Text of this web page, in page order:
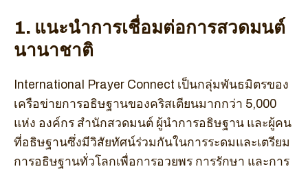
1. แนะนำการเชื่อมต่อการสวดมนต์
นานาชาติ
International Prayer Connect เป็นกลุ่มพันธมิตรของ
เครือข่ายการอธิษฐานของคริสเตียนมากกว่า 5,000
แห่ง องค์กร สำนักสวดมนต์ ผู้นำการอธิษฐาน และผู้คน
ที่อธิษฐานซึ่งมีวิสัยทัศน์ร่วมกันในการระดมและเตรียม
การอธิษฐานทั่วโลกเพื่อการอวยพร การรักษา และการ